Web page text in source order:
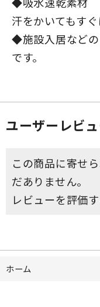
汗をかいてもす
◆施設入居など
です。
ユーザーレビ
この商品に寄せ
だありません。
レビューを評価
ホーム